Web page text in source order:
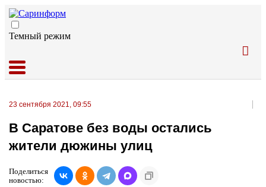
Темный режим
23 сентября 2021, 09:55
В Саратове без воды остались
жители дюжины улиц
Поделиться
новостью: